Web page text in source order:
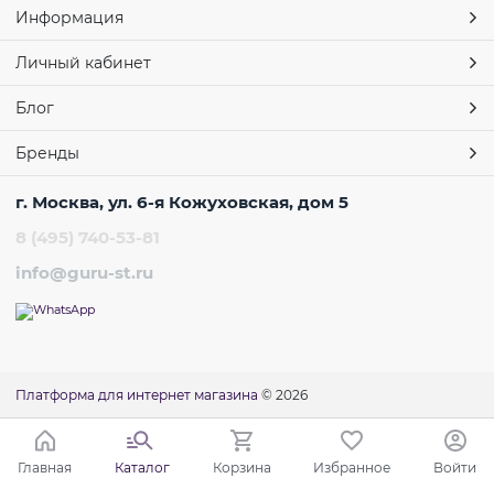
Информация
Личный кабинет
Блог
Бренды
г. Москва, ул. 6-я Кожуховская, дом 5
8 (495) 740-53-81
info@guru-st.ru
Платформа для интернет магазина © 2026
Главная Каталог Корзина Избранное Войти